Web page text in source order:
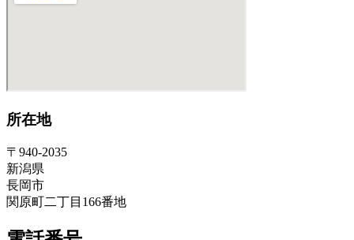
所在地
〒940-2035
新潟県
長岡市
関原町二丁目166番地